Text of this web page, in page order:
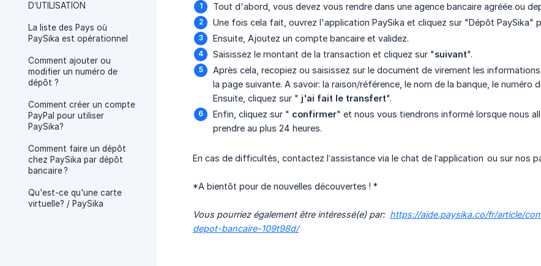
D’UTILISATION
La liste des Pays où
PaySika est opérationnel
Comment ajouter ou
modifier un numéro de
dépôt ?
Comment créer un compte
PayPal pour utiliser
PaySika?
Comment faire un dépôt
chez PaySika par dépôt
bancaire ?
Qu'est-ce qu'une carte
virtuelle? / PaySika
Tout d'abord, vous devez vous rendre dans une agence bancaire agréée ou
Une fois cela fait, ouvrez l'application PaySika et cliquez sur "Dépôt PaySika"
Ensuite, Ajoutez un compte bancaire et validez.
Saisissez le montant de la transaction et cliquez sur "suivant".
Après cela, recopiez ou saisissez sur le document de virement les
la page suivante. A savoir: la raison/référence, le nom de la banque, le
Ensuite, cliquez sur " j'ai fait le transfert".
Enfin, cliquez sur " confirmer" et nous vous tiendrons informé lorsque nous
prendre au plus 24 heures.
En cas de difficultés, contactez l’assistance via le chat de l’application ou sur nos
*A bientôt pour de nouvelles découvertes ! *
Vous pourriez également être intéressé(e) par: https://aide.paysika.co/fr/article/
depot-bancaire-109t98d/